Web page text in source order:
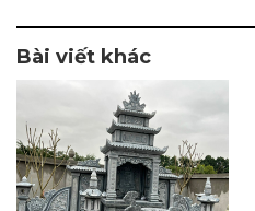
Bài viết khác